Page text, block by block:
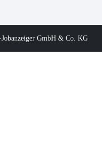
GmbH & Co. KG